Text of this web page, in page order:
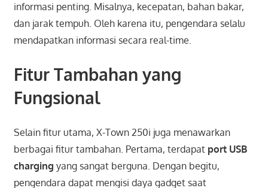
informasi penting. Misalnya, kecepatan, bahan bakar,
dan jarak tempuh. Oleh karena itu, pengendara selalu
mendapatkan informasi secara real-time.
Fitur Tambahan yang
Fungsional
Selain fitur utama, X-Town 250i juga menawarkan
berbagai fitur tambahan. Pertama, terdapat port USB
charging yang sangat berguna. Dengan begitu,
pengendara dapat mengisi daya gadget saat